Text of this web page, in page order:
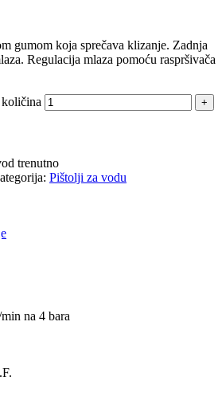
gumom koja sprečava klizanje. Zadnja
Regulacija mlaza pomoću raspršivača
trenutno
Pištolji za vodu
na 4 bara